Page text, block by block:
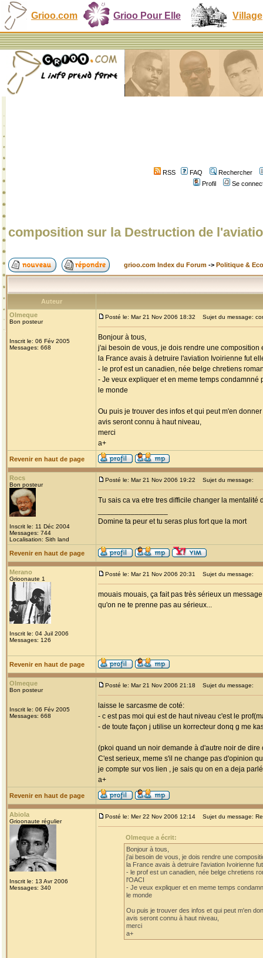
Grioo.com Grioo Pour Elle Village
RSS FAQ
Rechercher
Profil
Se
composition sur la Destruction de
grioo.com Index du Forum -> Politique &
Auteur
Olmeque
Bon posteur
Inscrit le: 06 Fév 2005
Messages: 668
Posté le: Mar 21 Nov 2006 18:32 Sujet du message:
Bonjour à tous,
j'ai besoin de vous, je dois rendre une
la France avais à detruire l'aviation Ivoirienne fut
- le prof est un canadien, née belge chretiens
- Je veux expliquer et en meme temps
le monde
Ou puis je trouver des infos et qui peut m'en
avis seront connu à haut niveau,
merci
a+
Revenir en haut de page
Rocs
Bon posteur
Inscrit le: 11 Déc 2004
Messages: 744
Localisation: Sith land
Posté le: Mar 21 Nov 2006 19:22 Sujet du message:
Tu sais ca va etre tres difficile changer la
Domine ta peur et tu seras plus fort que la mort
Revenir en haut de page
Merano
Grioonaute 1
Inscrit le: 04 Juil 2006
Messages: 126
Posté le: Mar 21 Nov 2006 20:31 Sujet du message:
mouais mouais, ça fait pas très sérieux un
qu'on ne te prenne pas au sérieux...
Revenir en haut de page
Olmeque
Bon posteur
Inscrit le: 06 Fév 2005
Messages: 668
Posté le: Mar 21 Nov 2006 21:18 Sujet du message:
laisse le sarcasme de coté:
- c est pas moi qui est de haut niveau c'est le
- de toute façon j utilise un korrecteur donq g me
(pkoi quand un noir demande à d'autre noir de
C'est serieux, meme s'il ne change pas d'opinion
je compte sur vos lien , je sais qu on en a deja
a+
Revenir en haut de page
Abiola
Grioonaute régulier
Inscrit le: 13 Avr 2006
Messages: 340
Posté le: Mer 22 Nov 2006 12:14 Sujet du message:
Olmeque a écrit:
Bonjour à tous,
j'ai besoin de vous, je dois rendre une
la France avais à detruire l'aviation Ivoirienne
- le prof est un canadien, née belge chretiens
l'OACI
- Je veux expliquer et en meme temps
le monde
Ou puis je trouver des infos et qui peut m'en
avis seront connu à haut niveau,
merci
a+